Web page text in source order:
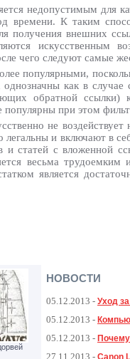
недопустимым для
К таким
получения внешних
искусственным
чего следуют самые
популярными,
как в
обратной
при этом
не
и включают в
и статей с вложенной
весьма
является
НОВОСТИ
05.12.2013 - Уход
05.12.2013 -
05.12.2013 -
27.11.2013 - Canon